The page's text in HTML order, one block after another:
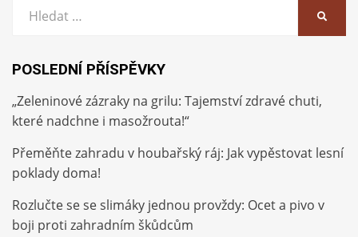
POSLEDNÍ PŘÍSPĚVKY
„Zeleninové zázraky na grilu: Tajemství zdravé chuti,
které nadchne i masožrouta!“
Přeměňte zahradu v houbařský ráj: Jak vypěstovat lesní
poklady doma!
Rozlučte se se slimáky jednou provždy: Ocet a pivo v
boji proti zahradním škůdcům